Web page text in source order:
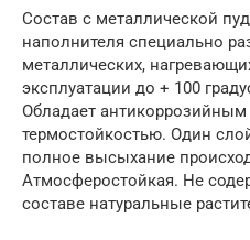
Состав с металлической
наполнителя специально
металлических,
эксплуатации до + 100
Обладает
термостойкостью. Один
полное высыхание
Атмосферостойкая. Не
составе натуральные